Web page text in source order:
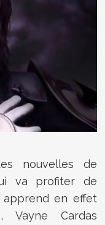
nouvelles de
va profiter de
apprend en effet
Vayne Cardas